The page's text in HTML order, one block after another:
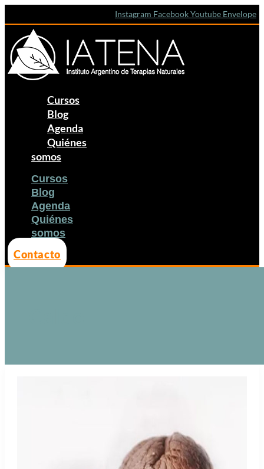
Ir
contenido
Instagram FacebookYoutube Envelope
Cursos
Blog
Agenda
Quiénes
somos
Cursos
Blog
Agenda
Quiénes
somos
Contacto
Preparado
caldos
con
hongo
shiitake
deshidratado